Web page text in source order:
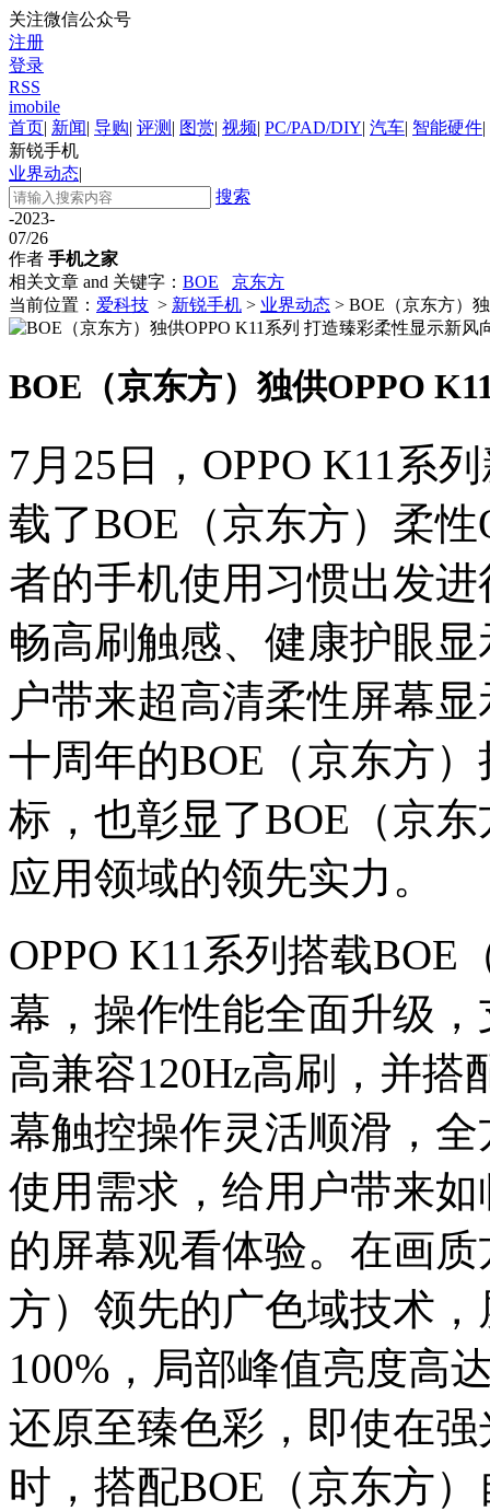
关注微信公众号
注册
登录
RSS
imobile
首页| 新闻| 导购| 评测 | 图赏| 视频| PC/PAD/DIY| 汽车| 智能硬件|
新锐手机
业界动态|
搜索
-2023-
07/26
作者 手机之家
相关文章 and 关键字： BOE
京东方
当前位置： 爱科技 > 新锐手机 > 业界动态 > BOE（京东方）
BOE（京东方）独供OPPO
7月25日，OPPO K11系
载了BOE（京东方）柔
者的手机使用习惯出发
畅高刷触感、健康护眼
户带来超高清柔性屏幕
十周年的BOE（京东方
标，也彰显了BOE（京
应用领域的领先实力。
OPPO K11系列搭载BOE
幕，操作性能全面升级
高兼容120Hz高刷，并搭
幕触控操作灵活顺滑，
使用需求，给用户带来
的屏幕观看体验。在画
方）领先的广色域技术
100%，局部峰值亮度高
还原至臻色彩，即使在
时，搭配BOE（京东方